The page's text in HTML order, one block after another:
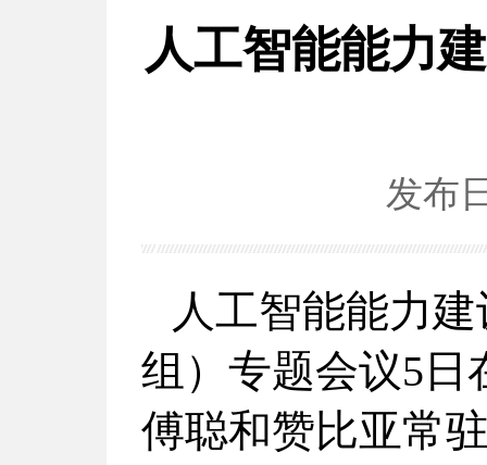
人工智能能力
发布
人工智能能力
组）专题会议5日
傅聪和赞比亚常